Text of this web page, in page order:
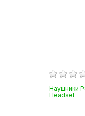
Наушники
Headset